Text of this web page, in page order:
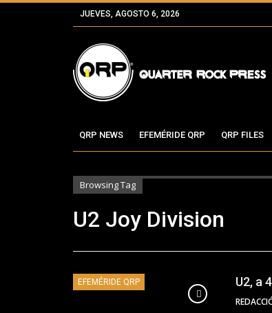
JUEVES, AGOSTO 6, 2026
QRP NEWS EFEMÉRIDE QRP QRP FILES
Browsing Tag
U2 Joy Division
EFEMÉRIDE QRP U2, a